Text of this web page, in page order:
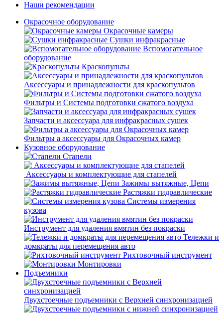
Наши рекомендации
Окрасочное оборудование
Окрасочные камеры
Сушки инфракрасные
Вспомогательное
оборудование
Краскопульты
Аксессуары и принадлежности для краскопультов
Фильтры и Системы подготовки сжатого воздуха
Запчасти и аксессуара для инфракрасных сушек
Фильтры а аксессуары для Окрасочных камер
Кузовное оборудование
Стапели
Аксессуары и комплектующие для стапелей
Зажимы вытяжные, Цепи
Растяжки гидравлические
Системы измерения
кузова
Инструмент для удаления вмятин без покраски
Тележки и
домкраты для перемещения авто
Рихтовочный инструмент
Монтировки
Подъемники
Двухстоечные подъемники с Верхней синхронизацией